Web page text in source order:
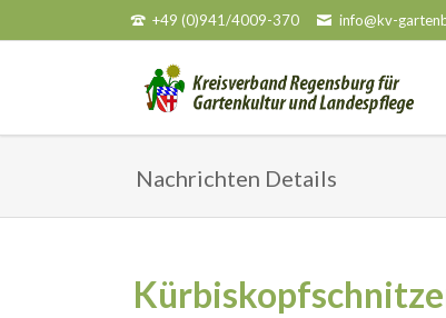
+49 (0)941/4009-370 info@kv-
Nachrichten Details